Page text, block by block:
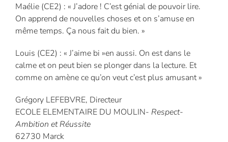
Maélie (CE2) : « J’adore ! C’est génial de pouvoir lire.
On apprend de nouvelles choses et on s’amuse en
même temps. Ça nous fait du bien. »
Louis (CE2) : « J’aime bi »en aussi. On est dans le
calme et on peut bien se plonger dans la lecture. Et
comme on amène ce qu’on veut c’est plus amusant »
Grégory LEFEBVRE, Directeur
ECOLE ELEMENTAIRE DU MOULIN- Respect-
Ambition et Réussite
62730 Marck